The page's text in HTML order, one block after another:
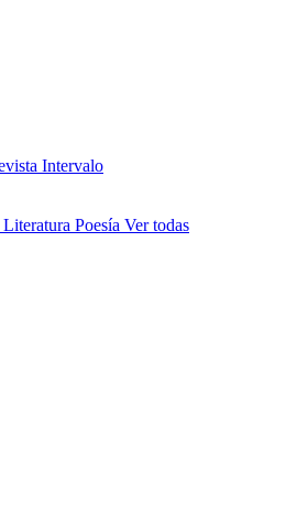
Intervalo
Literatura Poesía Ver todas